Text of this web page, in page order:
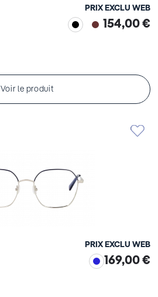
PRIX EXCLU WEB
154,00 €
Voir le produit
PRIX EXCLU WEB
169,00 €